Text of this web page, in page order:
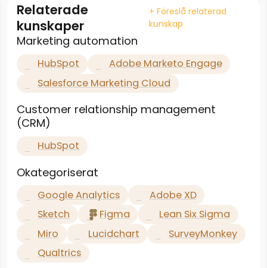
Relaterade
kunskaper
+ Föreslå relaterad
kunskap
Marketing automation
HubSpot
Adobe Marketo Engage
Salesforce Marketing Cloud
Customer relationship management
(CRM)
HubSpot
Okategoriserat
Google Analytics
Adobe XD
Sketch
Figma
Lean Six Sigma
Miro
Lucidchart
SurveyMonkey
Qualtrics